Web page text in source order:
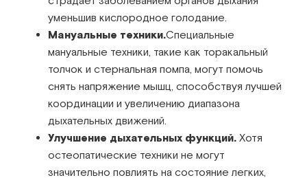
уменьшив кислородное голодание.
Мануальные техники.Специальные
мануальные техники, такие как торакальный
толчок и стернальная помпа, могут помочь
снять напряжение мышц, способствуя лучшей
координации и увеличению диапазона
дыхательных движений.
Улучшение дыхательных функций. Хотя
остеопатические техники не могут
значительно повлиять на состояние легких,